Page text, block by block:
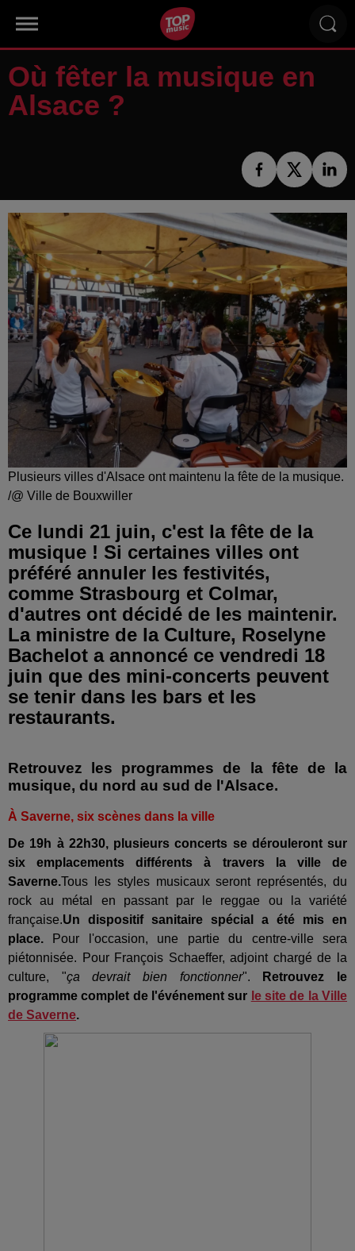
Où fêter la musique en
Alsace ?
Plusieurs villes d'Alsace ont maintenu la fête de la musique.
/@ Ville de Bouxwiller
Ce lundi 21 juin, c'est la fête de la
musique ! Si certaines villes ont
préféré annuler les festivités,
comme Strasbourg et Colmar,
d'autres ont décidé de les maintenir.
La ministre de la Culture, Roselyne
Bachelot a annoncé ce vendredi 18
juin que des mini-concerts peuvent
se tenir dans les bars et les
restaurants.
Retrouvez les programmes de la fête de la
musique, du nord au sud de l'Alsace.
À Saverne, six scènes dans la ville
De 19h à 22h30, plusieurs concerts se dérouleront sur
six emplacements différents à travers la ville de
Saverne.Tous les styles musicaux seront représentés, du
rock au métal en passant par le reggae ou la variété
française.Un dispositif sanitaire spécial a été mis en
place.
Pour l'occasion, une partie du centre-ville sera
piétonnisée.
Pour François Schaeffer, adjoint chargé de la
culture, "ça devrait bien fonctionner". Retrouvez le
programme complet de l'événement sur le site de la Ville
de Saverne.